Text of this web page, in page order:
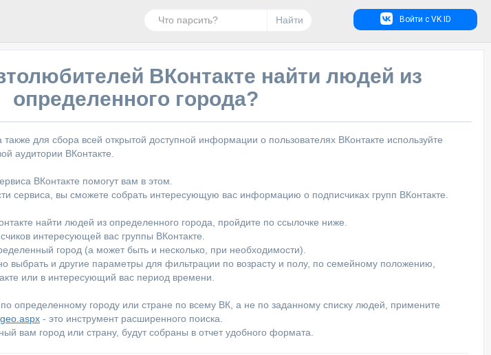
Войти с VK ID
Найти
ВКонтакте найти людей из
определенного города?
для сбора всей открытой доступной информации о пользователях ВКонтакте используйте
аудитории ВКонтакте.
ВКонтакте помогут вам в этом.
сервиса, вы сможете собрать интересующую вас информацию о подписчиках групп ВКонтакте.
найти людей из определенного города, пройдите по ссылочке ниже.
интересующей вас группы ВКонтакте.
город (а может быть и несколько, при необходимости).
выбрать и другие параметры для фильтрации по возрасту и полу, по семейному положению,
или в интересующий вас период времени.
определенному городу или стране по всему ВК, а не по заданному списку людей, примените
- это инструмент расширенного поиска.
вам город или страну, будут собраны в отчет удобного формата.